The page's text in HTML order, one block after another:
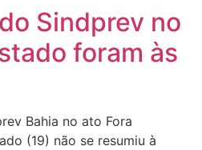
Sindprev no
foram às
Bahia no ato Fora
(19) não se resumiu à